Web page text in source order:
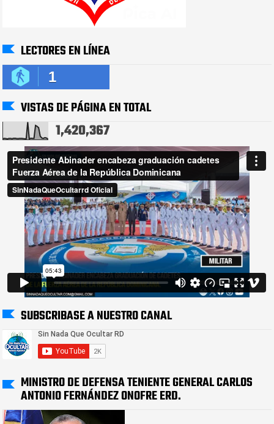
LECTORES EN LÍNEA
1
VISTAS DE PÁGINA EN TOTAL
1,420,367
SUBSCRIBASE A NUESTRO CANAL
MINISTRO DE DEFENSA TENIENTE GENERAL CARLOS
ANTONIO FERNÁNDEZ ONOFRE ERD.